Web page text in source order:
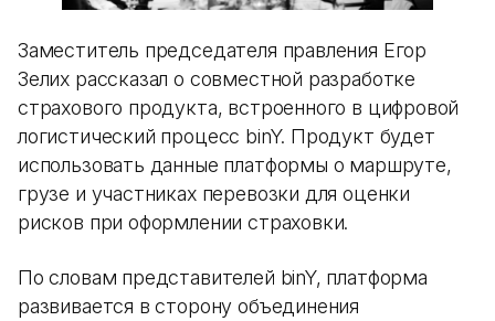
Заместитель председателя правления Егор
Зелих рассказал о совместной разработке
страхового продукта, встроенного в цифровой
логистический процесс binY. Продукт будет
использовать данные платформы о маршруте,
грузе и участниках перевозки для оценки
рисков при оформлении страховки.
По словам представителей binY, платформа
развивается в сторону объединения